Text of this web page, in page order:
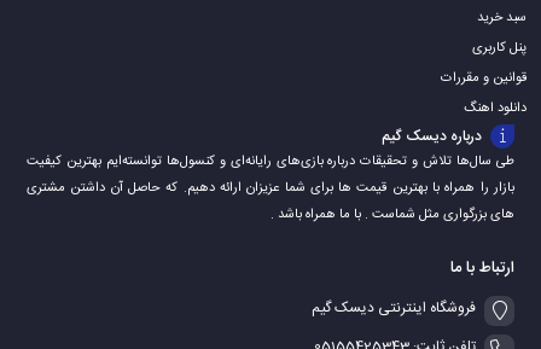
سبد خرید
پنل کاربری
قوانین و مقررات
دانلود اهنگ
درباره دیسک گیم
طی سال‌ها تلاش و تحقیقات درباره بازی‌های رایانه‌ای و کنسول‌ها توانسته‌ایم بهترین کیفیت
بازار را همراه با بهترین قیمت ها برای شما عزیزان ارائه دهیم. که حاصل آن داشتن مشتری
های بزرگواری مثل شماست . با ما همراه باشد .
ارتباط با ما
فروشگاه اینترنتی دیسک گیم